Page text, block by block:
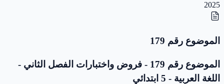
2025
الموضوع رقم 179
الموضوع رقم 179 - فروض واختبارات الفصل الثاني -
اللغة العربية - 5 ابتدائي